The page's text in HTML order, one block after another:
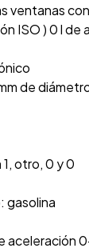
ventanas
ISO ) 0 l de
de
otro, 0 y 0
gasolina
aceleración